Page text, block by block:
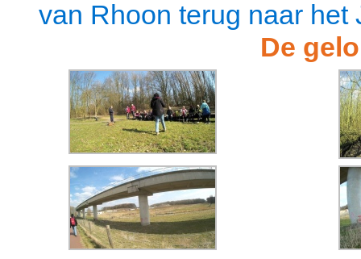
van Rhoon terug naar het
De